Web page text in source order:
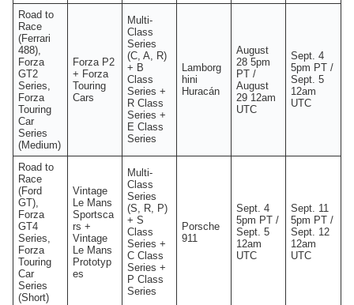
Road to
Race
(Ferrari
488),
Forza
GT2
Series,
Forza
Touring
Car
Series
(Medium)
Forza P2
+ Forza
Touring
Cars
Multi-
Class
Series
(C, A, R)
+ B
Class
Series +
R Class
Series +
E Class
Series
Lamborg
hini
Huracán
August
28 5pm
PT /
August
29 12am
UTC
Sept. 4
5pm PT /
Sept. 5
12am
UTC
Road to
Race
(Ford
GT),
Forza
GT4
Series,
Forza
Touring
Car
Series
(Short)
Vintage
Le Mans
Sportsca
rs +
Vintage
Le Mans
Prototyp
es
Multi-
Class
Series
(S, R, P)
+ S
Class
Series +
C Class
Series +
P Class
Series
Porsche
911
Sept. 4
5pm PT /
Sept. 5
12am
UTC
Sept. 11
5pm PT /
Sept. 12
12am
UTC